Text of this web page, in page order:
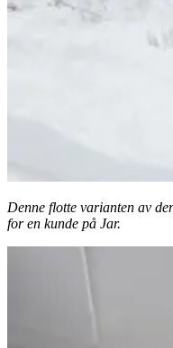
Denne flotte varianten av
for en kunde på Jar.